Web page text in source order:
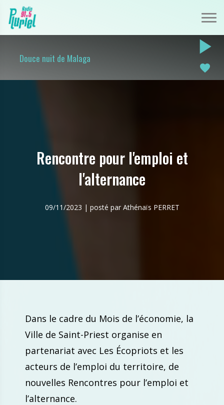
Douce nuit de Malaga play_arrow
favorite
Rencontre pour l'emploi et
l'alternance
09/11/2023 | posté par Athénaïs PERRET
Dans le cadre du Mois de l’économie, la
Ville de Saint-Priest organise en
partenariat avec Les Écopriots et les
acteurs de l’emploi du territoire, de
nouvelles Rencontres pour l’emploi et
l’alternance.